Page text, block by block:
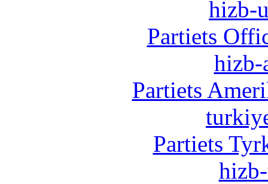
hizb-
Partiets
hizb-
Partiets
Partiets